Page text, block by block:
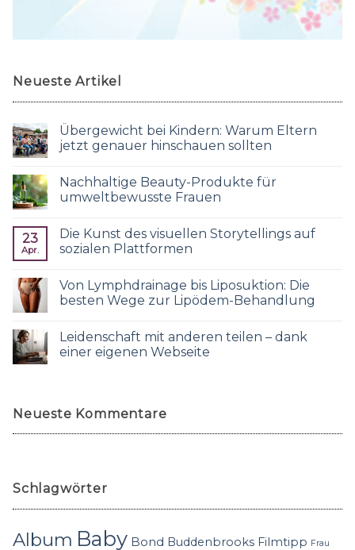
Neueste Artikel
Übergewicht bei Kindern: Warum Eltern
jetzt genauer hinschauen sollten
Nachhaltige Beauty-Produkte für
umweltbewusste Frauen
23
Apr.
Die Kunst des visuellen Storytellings auf
sozialen Plattformen
Von Lymphdrainage bis Liposuktion: Die
besten Wege zur Lipödem-Behandlung
Leidenschaft mit anderen teilen – dank
einer eigenen Webseite
Neueste Kommentare
Schlagwörter
Album Baby Bond Buddenbrooks Filmtipp Frau